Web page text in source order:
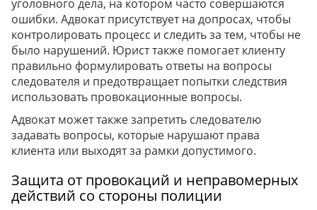
уголовного дела, на котором часто совершаются
ошибки. Адвокат присутствует на допросах, чтобы
контролировать процесс и следить за тем, чтобы не
было нарушений. Юрист также помогает клиенту
правильно формулировать ответы на вопросы
следователя и предотвращает попытки следствия
использовать провокационные вопросы.
Адвокат может также запретить следователю
задавать вопросы, которые нарушают права
клиента или выходят за рамки допустимого.
Защита от провокаций и неправомерных
действий со стороны полиции